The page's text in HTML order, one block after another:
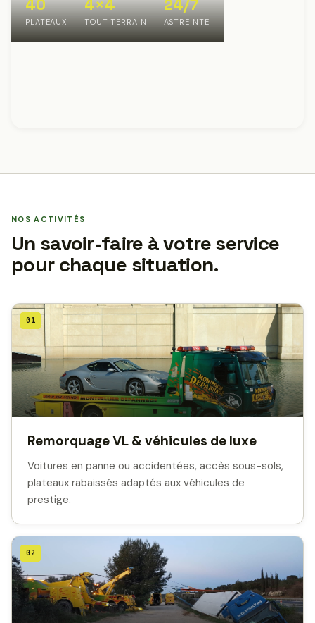
40
PLATEAUX
4×4
TOUT TERRAIN
24/7
ASTREINTE
NOS ACTIVITÉS
Un savoir-faire à votre service
pour chaque situation.
01
Remorquage VL & véhicules de luxe
Voitures en panne ou accidentées, accès sous-sols,
plateaux rabaissés adaptés aux véhicules de
prestige.
02